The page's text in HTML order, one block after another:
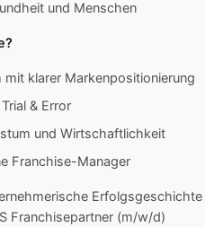
und Menschen
klarer Markenpositionierung
& Error
und Wirtschaftlichkeit
Franchise-Manager
Erfolgsgeschichte
Franchisepartner (m/w/d)